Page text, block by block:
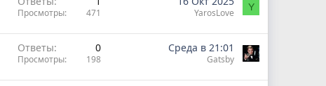
Просмотры 471 YarosLove Y
Ответы 0
Просмотры 198
Среда в 21:01
Gatsby